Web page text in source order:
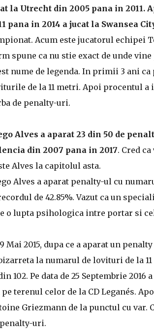
la Utrecht din 2005 pana in 2011.
pana in 2014 a jucat la Swansea
Acum este jucatorul echipei
spune ca nu stie exact de unde
nume de legenda. In primii 3 ani
de la 11 metri. Apoi procentul a
de penalty-uri.
Alves a aparat 23 din 50 de
din 2007 pana in 2017. Cred
Alves la capitolul asta.
Alves a aparat penalty-ul cu
de 42.85%. Vazut ca un
o lupta psihologica intre portar si
Mai 2015, dupa ce a aparat un
la numarul de lovituri de la
102. Pe data de 25 Septembrie
pe terenul celor de la CD Leganés.
Griezmann de la punctul cu var.
uri.